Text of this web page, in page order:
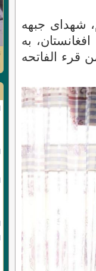
شهدای جبهه
به
من قرء الفاتحه